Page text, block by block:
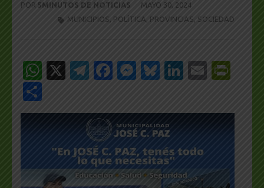
POR 5MINUTOS DE NOTICIAS
MAYO 30, 2024
MUNICIPIOS, POLÍTICA, PROVINCIAS SOCIEDAD
WhatsApp
X Telegram
Facebook
Messenger
Bluesky
LinkedIn
Email